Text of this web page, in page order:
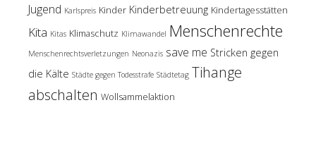
Jugend Karlspreis Kinder Kinderbetreuung Kindertagesstätten
Kita Kitas Klimaschutz Klimawandel Menschenrechte
Menschenrechtsverletzungen Neonazis save me Stricken gegen
die Kälte Städte gegen Todesstrafe Städtetag Tihange
abschalten Wollsammelaktion